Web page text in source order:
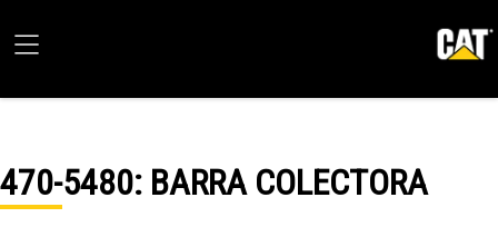
470-5480: BARRA COLECTORA